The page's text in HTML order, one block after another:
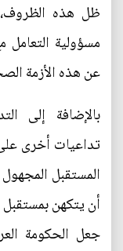
ظل هذه
مسؤولية
عن هذه الأزمة
بالإضافة إلى
تداعيات أخرى
المستقبل
أن يتكهن
جعل الحكومة